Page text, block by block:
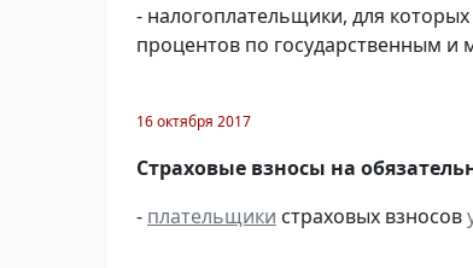
- налогоплательщики, для
процентов по государственным
16 октября 2017
Страховые взносы на
- плательщики страховых взносов